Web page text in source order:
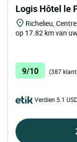
Logis Hôtel le
Richelieu, Centre
op 17.82 km van
9/10 (387
Verdien 5.1